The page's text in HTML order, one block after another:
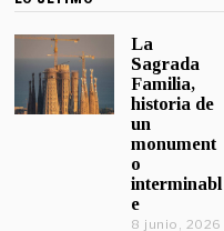
La
Sagrada
Familia,
historia de
un
monument
o
interminabl
e
8 junio, 2026